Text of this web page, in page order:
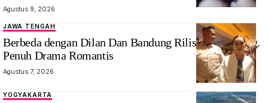
Agustus 9, 2026
JAWA TENGAH
Berbeda dengan Dilan Dan Bandung Rilis di Semarang.
Penuh Drama Romantis
Agustus 7, 2026
YOGYAKARTA